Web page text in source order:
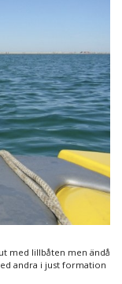
med lillbåten men ändå
andra i just formation